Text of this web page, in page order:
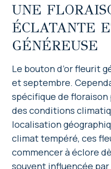
UNE
ÉCLATANTE
GÉNÉREUSE
Le bouton d’or fleurit
et septembre.
spécifique de
des conditions
localisation
climat tempéré, ces
commencer à éclore
souvent influencée